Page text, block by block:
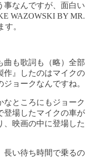
事なんですが、面白い
WAZOWSKI BY MR.
。
曲も歌詞も（略）全部
作』したのはマイクの
ョークなんですね。
ところにもジョーク
場したマイクの車が
、映画の中に登場した
長い待ち時間で乗るの